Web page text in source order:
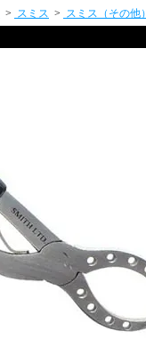
> スミス > スミス（その他）